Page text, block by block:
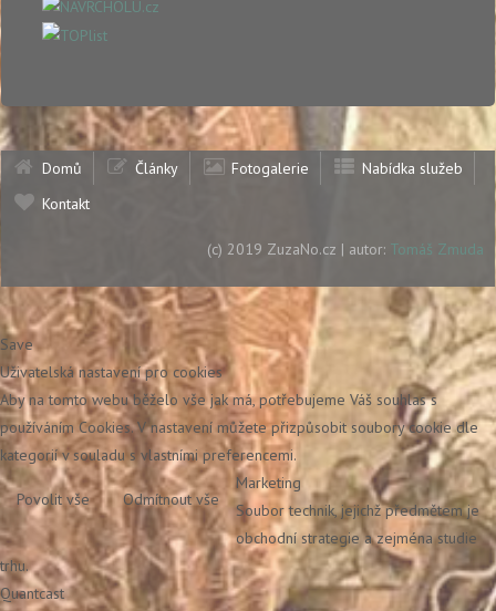
Domů Články Fotogalerie
Nabídka služeb
Kontakt
(c) 2019 ZuzaNo.cz | autor: Tomáš Zmuda
Save
Uživatelská nastavení pro cookies
Aby na tomto webu běželo vše jak má, potřebujeme Váš souhlas s
používáním Cookies. V nastavení můžete přizpůsobit soubory cookie dle
kategorií v souladu s vlastními preferencemi.
Povolit vše Odmítnout vše
Marketing
Soubor technik, jejichž předmětem je
obchodní strategie a zejména studie
trhu.
Quantcast